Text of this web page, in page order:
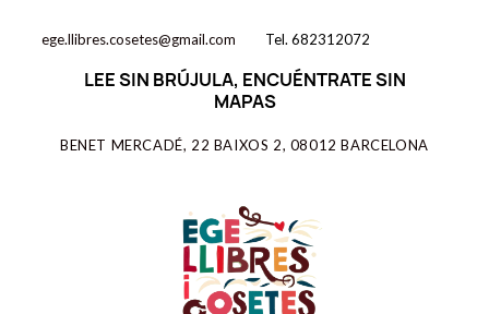
ege.llibres.cosetes@gmail.com Tel. 682312072
LEE SIN BRÚJULA, ENCUÉNTRATE SIN
MAPAS
BENET MERCADÉ, 22 BAIXOS 2, 08012 BARCELONA